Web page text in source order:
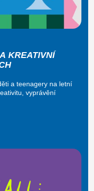
KREATIVNÍ
a teenagery na letní
vyprávění